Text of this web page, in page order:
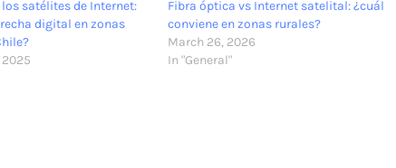
satélites de Internet:
digital en zonas
2025
Fibra óptica vs Internet satelital: ¿cuál
conviene en zonas rurales?
March 26, 2026
In "General"